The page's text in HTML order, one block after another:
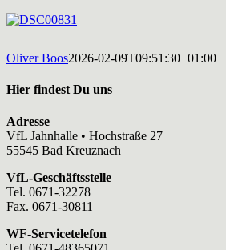
Oliver Boos2026-02-09T09:51:30+01:00
Hier findest Du uns
Adresse
VfL Jahnhalle • Hochstraße 27
55545 Bad Kreuznach
VfL-Geschäftsstelle
Tel. 0671-32278
Fax. 0671-30811
WF-Servicetelefon